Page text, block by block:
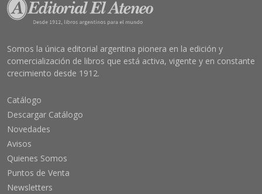
Somos la única editorial argentina pionera en la edición y
comercialización de libros que está activa, vigente y en constante
crecimiento desde 1912.
Catálogo
Descargar Catálogo
Novedades
Avisos
Quienes Somos
Puntos de Venta
Newsletters